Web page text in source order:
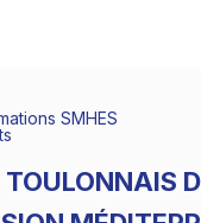
SMHES